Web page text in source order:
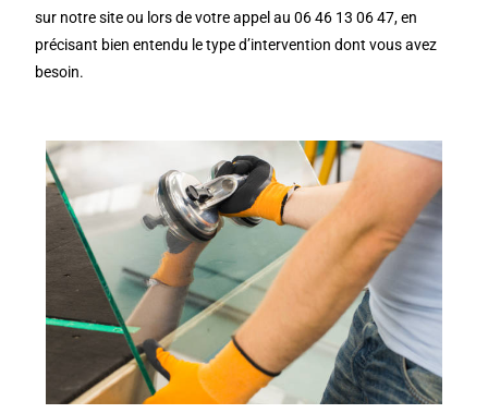
sur notre site ou lors de votre appel au 06 46 13 06 47, en
précisant bien entendu le type d’intervention dont vous avez
besoin.